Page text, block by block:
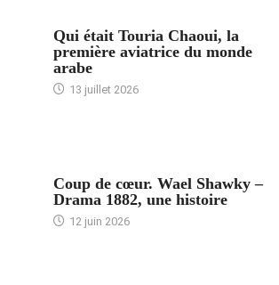
Qui était Touria Chaoui, la
première aviatrice du monde
arabe
13 juillet 2026
Coup de cœur. Wael Shawky –
Drama 1882, une histoire
12 juin 2026